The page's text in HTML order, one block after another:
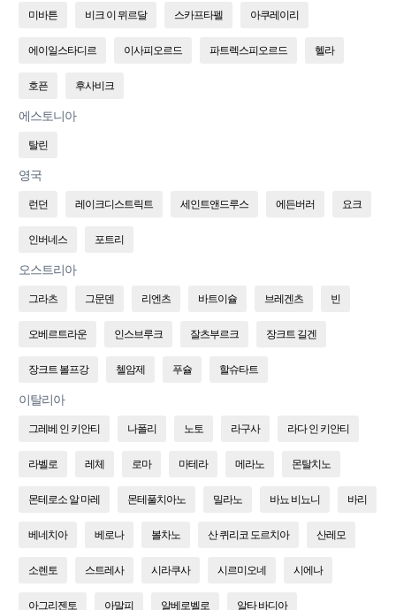
미바튼 비크 이 뮈르달 스카프타펠 아쿠레이리
에이일스타디르 이사피오르드 파트렉스피오르드 헬라
호픈 후사비크
에스토니아
탈린
영국
런던 레이크디스트릭트 세인트앤드루스 에든버러 요크
인버네스 포트리
오스트리아
그라츠 그문덴 리엔츠 바트이슐 브레겐츠 빈
오베르트라운 인스브루크 잘츠부르크 장크트 길겐
장크트 볼프강 첼암제 푸슐 할슈타트
이탈리아
그레베 인 키안티 나폴리 노토 라구사 라다 인 키안티
라벨로 레체 로마 마테라 메라노 몬탈치노
몬테로소 알 마레 몬테풀치아노 밀라노 바뇨 비뇨니 바리
베네치아 베로나 볼차노 산 퀴리코 도르치아 산레모
소렌토 스트레사 시라쿠사 시르미오네 시에나
아그리젠토 아말피 알베로벨로 알타 바디아